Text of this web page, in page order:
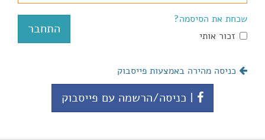
שכחת את הסיסמה?
זכור אותי
כניסה מהירה באמצעות פייסבוק
| כניסה/הרשמה עם פייסבוק